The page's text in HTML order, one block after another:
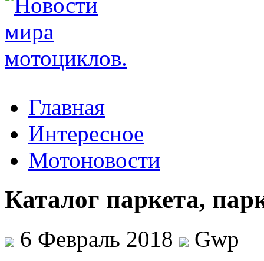
Главная
Интересное
Мотоновости
Каталог паркета,
6 Февраль 2018
Gwp